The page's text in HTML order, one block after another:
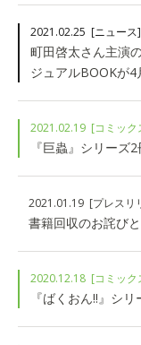
2021.02.25 [ニュース]
町田啓太さん主演
ジュアルBOOKが4
2021.02.19 [コミック
『巨蟲』シリーズ
2021.01.19 [プレスリ
書籍回収のお詫び
2020.12.18 [コミック
『ばくおん!!』シ